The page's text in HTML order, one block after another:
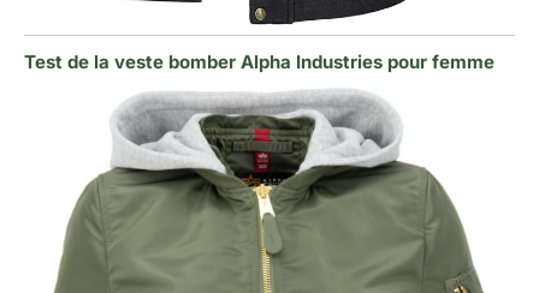
Test de la veste bomber Alpha Industries pour femme